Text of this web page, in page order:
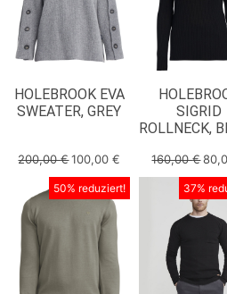
HOLEBROOK EVA
SWEATER, GREY
200,00€100,00€
SIGRID
ROLLNECK,
160,00€
50% reduziert! 37%